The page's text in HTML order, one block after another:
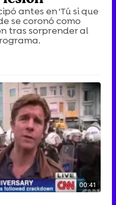
antes en 'Tú si que
se coronó como
tras sorprender al
00:41